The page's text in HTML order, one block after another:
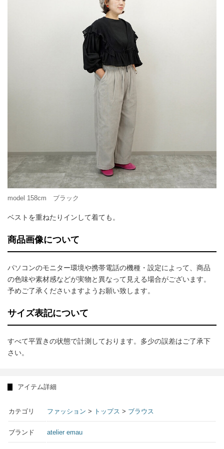
model 158cm ブラック
ベストを重ねたりインして着ても。
商品画像について
パソコンのモニター環境や携帯電話の機種・設定によって、商品
の色味や素材感などが実物と異なって見える場合がございます。
予めご了承くださいますようお願い致します。
サイズ表記について
すべて平置きの状態で計測しております。多少の誤差はご了承下
さい。
アイテム詳細
カテゴリ ファッション > トップス > ブラウス
ブランド atelier emau